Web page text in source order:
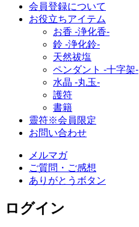
会員登録について
お役立ちアイテム
お香 ‐浄化香‐
鈴 ‐浄化鈴‐
天然祓塩
ペンダント -十字架-
水晶 -丸玉-
護符
書籍
靈符※会員限定
お問い合わせ
メルマガ
ご質問・ご感想
ありがとうボタン
ログイン